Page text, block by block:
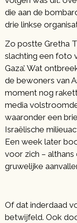
die aan de
drie linkse
Zo postte Gretha
slachting een foto
Gaza’. Wat
de bewoners van
moment nog
media
waaronder een
Israëlische
Een week later
voor zich –
gruwelijke
Of dat inderdaad
betwijfeld. Ook